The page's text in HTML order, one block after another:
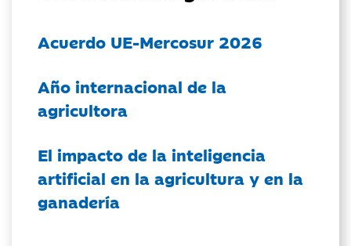
Acuerdo UE-Mercosur 2026
Año internacional de la
agricultora
El impacto de la inteligencia
artificial en la agricultura y en la
ganadería